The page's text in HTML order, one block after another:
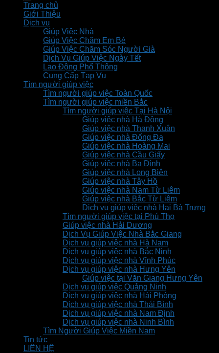
Trang chủ
Giới Thiệu
Dịch vụ
Giúp Việc Nhà
Giúp Việc Chăm Em Bé
Giúp Việc Chăm Sóc Người Già
Dịch Vụ Giúp Việc Ngày Tết
Lao Động Phổ Thông
Cung Cấp Tạp Vụ
Tìm người giúp việc
Tìm người giúp việc Toàn Quốc
Tìm người giúp việc miền Bắc
Tìm người giúp việc Tại Hà Nội
Giúp việc nhà Hà Đông
Giúp việc nhà Thanh Xuân
Giúp việc nhà Đống Đa
Giúp việc nhà Hoàng Mai
Giúp việc nhà Cầu Giấy
Giúp việc nhà Ba Đình
Giúp việc nhà Long Biên
Giúp việc nhà Tây Hồ
Giúp việc nhà Nam Từ Liêm
Giúp việc nhà Bắc Từ Liêm
Dịch vụ giúp việc nhà Hai Bà Trưng
Tìm người giúp việc tại Phú Thọ
Giúp việc nhà Hải Dương
Dịch Vụ Giúp Việc Nhà Bắc Giang
Dịch vụ giúp việc nhà Hà Nam
Dịch vụ giúp việc nhà Bắc Ninh
Dịch vụ giúp việc nhà Vĩnh Phúc
Dịch vụ giúp việc nhà Hưng Yên
Giúp việc tại Văn Giang Hưng Yên
Dịch vụ giúp việc Quảng Ninh
Dịch vụ giúp việc nhà Hải Phòng
Dịch vụ giúp việc nhà Thái Bình
Dịch vụ giúp việc nhà Nam Định
Dịch vụ giúp việc nhà Ninh Bình
Tìm Người Giúp Việc Miền Nam
Tin tức
LIÊN HỆ